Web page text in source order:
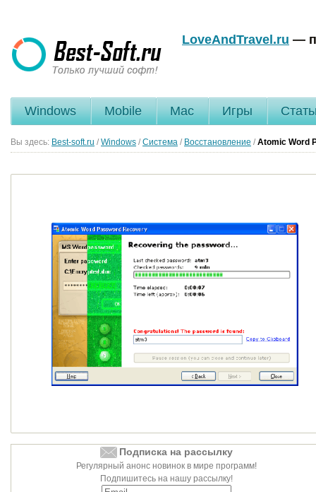
LoveAndTravel.ru —
Windows Mobile Mac Игры
Вы здесь: Best-soft.ru / Windows / Система / Восстановление / Atomic Word
Подписка на рассылку
Регулярный анонс новинок в мире программ!
Подпишитесь на нашу рассылку!